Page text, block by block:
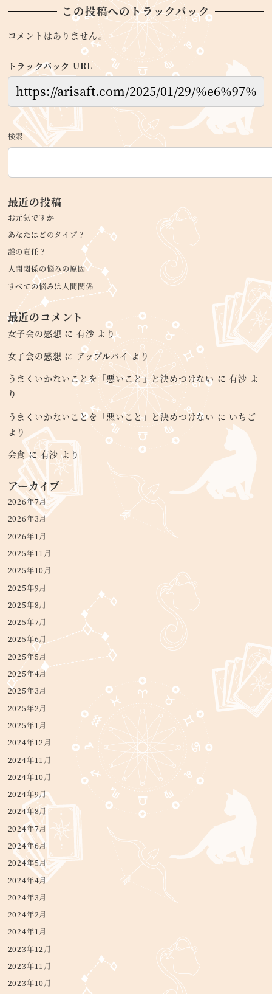
この投稿へのトラックバック
コメントはありません。
トラックバック URL
検索
最近の投稿
お元気ですか
あなたはどのタイプ？
誰の責任？
人間関係の悩みの原因
すべての悩みは人間関係
最近のコメント
女子会の感想 に 有沙 より
女子会の感想 に アップルパイ より
うまくいかないことを「悪いこと」と決めつけない に有沙 よ
り
うまくいかないことを「悪いこと」と決めつけない に いちご
より
会食に有沙 より
アーカイブ
2026年7月
2026年3月
2026年1月
2025年11月
2025年10月
2025年9月
2025年8月
2025年7月
2025年6月
2025年5月
2025年4月
2025年3月
2025年2月
2025年1月
2024年12月
2024年11月
2024年10月
2024年9月
2024年8月
2024年7月
2024年6月
2024年5月
2024年4月
2024年3月
2024年2月
2024年1月
2023年12月
2023年11月
2023年10月